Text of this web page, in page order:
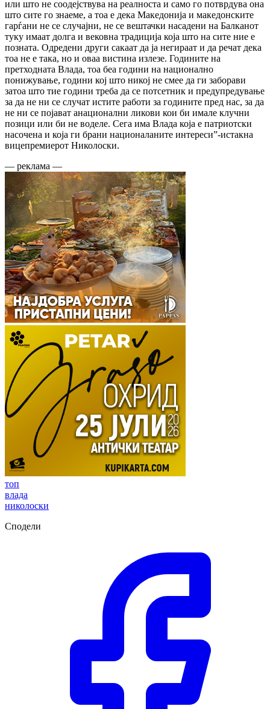
или што не соодејствува на реалноста и само го потврдува она
што сите го знаеме, а тоа е дека Македонија и македонските
гарѓани не се случајни, не се вештачки насадени на Балканот
туку имаат долга и вековна традиција која што на сите ние е
позната. Одредени други сакаат да ја негираат и да речат дека
тоа не е така, но и оваа вистина излезе. Годините на
претходната Влада, тоа беа години на национално
понижување, години кој што никој не смее да ги заборави
затоа што тие години треба да се потсетник и предупредување
за да не ни се случат истите работи за годините пред нас, за да
не ни се појават анационални ликови кои би имале клучни
позици или би не воделе. Сега има Влада која е патриотски
насочена и која ги брани националаните интереси”-истакна
вицепремиерот Николоски.
— реклама —
топ
влада
николоски
Сподели